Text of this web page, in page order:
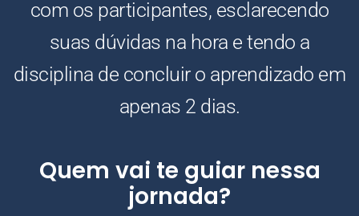
com os participantes, esclarecendo
suas dúvidas na hora e tendo a
disciplina de concluir o aprendizado em
apenas 2 dias.
Quem vai te guiar nessa
jornada?